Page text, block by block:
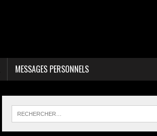
MESSAGES PERSONNELS